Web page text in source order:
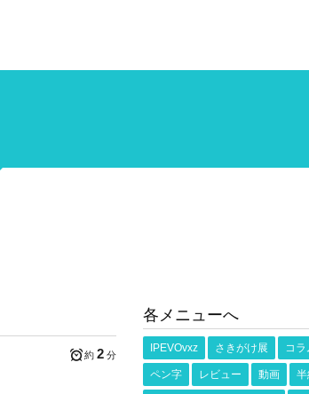
約 2 分
各メニューへ
IPEVOvxz さきがけ展 コラ
ペン字 レビュー 動画